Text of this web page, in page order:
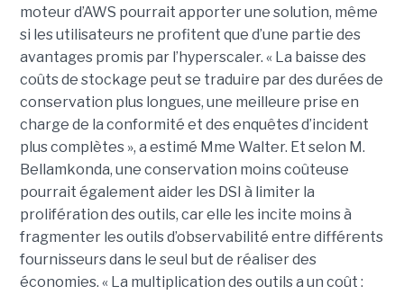
moteur d’AWS pourrait apporter une solution, même
si les utilisateurs ne profitent que d’une partie des
avantages promis par l’hyperscaler. « La baisse des
coûts de stockage peut se traduire par des durées de
conservation plus longues, une meilleure prise en
charge de la conformité et des enquêtes d’incident
plus complètes », a estimé Mme Walter. Et selon M.
Bellamkonda, une conservation moins coûteuse
pourrait également aider les DSI à limiter la
prolifération des outils, car elle les incite moins à
fragmenter les outils d’observabilité entre différents
fournisseurs dans le seul but de réaliser des
économies. « La multiplication des outils a un coût :